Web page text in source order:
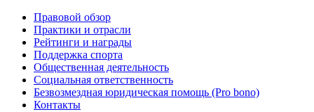
Правовой обзор
Практики и отрасли
Рейтинги и награды
Поддержка спорта
Общественная деятельность
Социальная ответственность
Безвозмездная юридическая помощь (Pro bono)
Контакты